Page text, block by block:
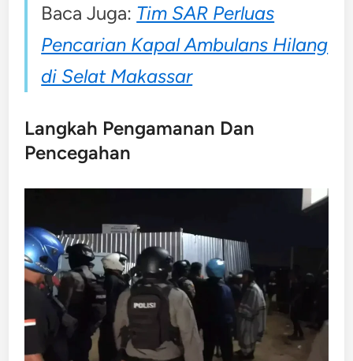
Baca Juga: Tim SAR Perluas
Pencarian Kapal Ambulans Hilang
di Selat Makassar
Langkah Pengamanan Dan
Pencegahan